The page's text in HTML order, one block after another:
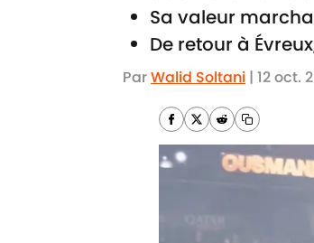
Sa valeur
De retour à
ParWalid Soltani | 12 oct.